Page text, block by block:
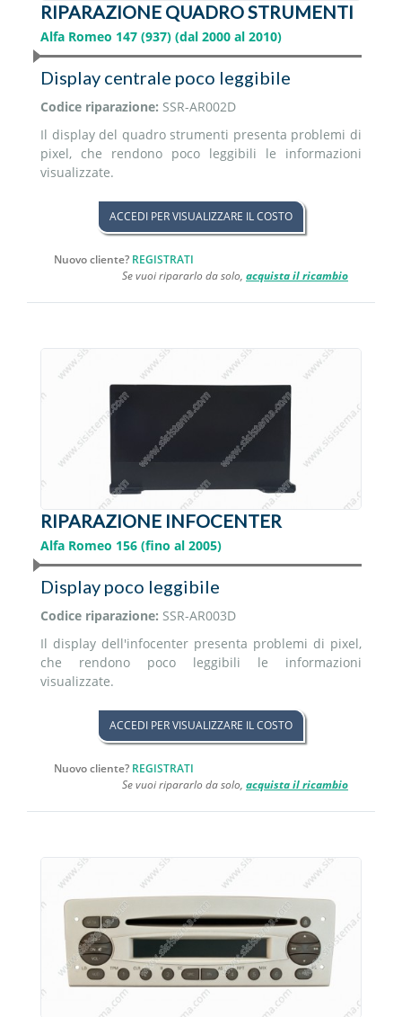
RIPARAZIONE QUADRO STRUMENTI
Alfa Romeo 147 (937) (dal 2000 al 2010)
Display centrale poco leggibile
Codice riparazione: SSR-AR002D
Il display del quadro strumenti presenta problemi di
pixel, che rendono poco leggibili le informazioni
visualizzate.
ACCEDI PER VISUALIZZARE IL COSTO
Nuovo cliente? REGISTRATI
Se vuoi ripararlo da solo, acquista il ricambio
RIPARAZIONE INFOCENTER
Alfa Romeo 156 (fino al 2005)
Display poco leggibile
Codice riparazione: SSR-AR003D
Il display dell'infocenter presenta problemi di pixel,
che rendono poco leggibili le informazioni
visualizzate.
ACCEDI PER VISUALIZZARE IL COSTO
Nuovo cliente? REGISTRATI
Se vuoi ripararlo da solo, acquista il ricambio